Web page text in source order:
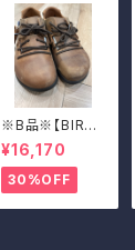
※B品※【BIRKE
NSTOCK】Mon
tana/CUOIO 3
9
¥16,170
30%OFF